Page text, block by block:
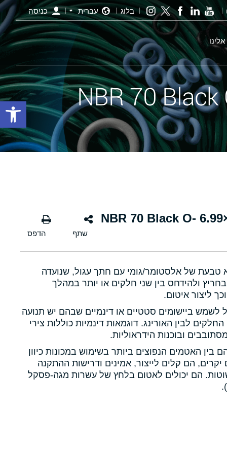
בלוג עברית כניסה
אורינג שחור - 422 104.14×6.99 NBR 70 Black O-
טבעת של אלסטומר/גומי עם חתך עגול, שנועדה
ולהידחס בין שני חלקים או יותר במהלך
ליצור איטום.
לשמש ביישומים סטטיים או דינמיים שבהם יש תנועה
החלקים לבין האורינג. דוגמאות דינמיות כוללות צירי
ובוכנות הידראוליות.
בין האטמים הנפוצים ביותר בשימוש במכונות כיוון
הם קלים לייצור, אמינים ודרישות ההתקנה
הם יכולים לאטום בלחץ של עשרות מגה-פסקל
פתח